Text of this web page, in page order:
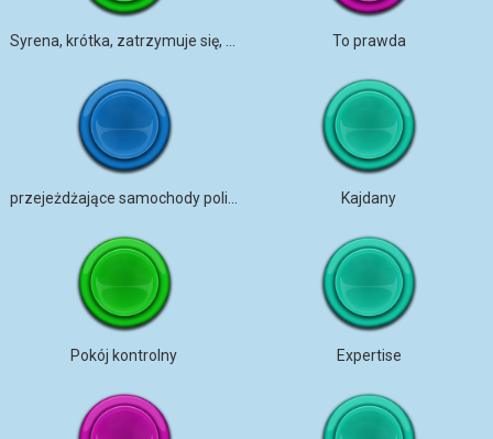
To prawda
Kajdany
Pokój kontrolny Expertise